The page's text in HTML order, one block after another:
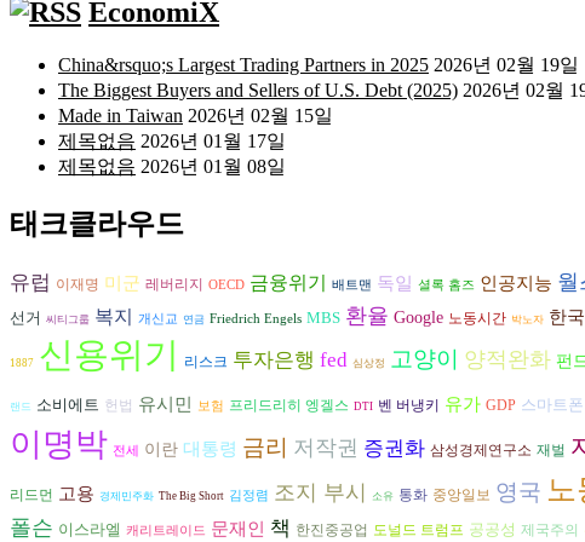
EconomiX
China&rsquo;s Largest Trading Partners in 2025 2026년 02월 19일
The Biggest Buyers and Sellers of U.S. Debt (2025) 2026년 02월
Made in Taiwan 2026년 02월 15일
제목없음 2026년 01월 17일
제목없음 2026년 01월 08일
태크클라우드
유럽 이재명 미군 레버리지 OECD 금융위기 배트맨 독일 셜록 홈즈 인공지능 월
선거 씨티그룹 복지 개신교 연금 Friedrich Engels MBS 환율 Google 노동시간 박노자 한
1887 신용위기 리스크 투자은행 fed 심상정 고양이 양적완화 펀
랜드 소비에트 헌법 유시민 보험 프리드리히 엥겔스 DTI 벤 버냉키 유가 GDP 스마트폰
이명박 전세 이란 대통령 금리 저작권 증권화 삼성경제연구소 재벌
리드먼 고용 경제민주화 The Big Short 김정렴 조지 부시 소유 통화 중앙일보 영국
폴슨 이스라엘 캐리트레이드 문재인 책 한진중공업 도널드 트럼프 공공성 제국주의